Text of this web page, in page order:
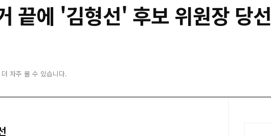
끝에 '김형선' 후보 위원장 당선
자주 볼 수 있습니다.